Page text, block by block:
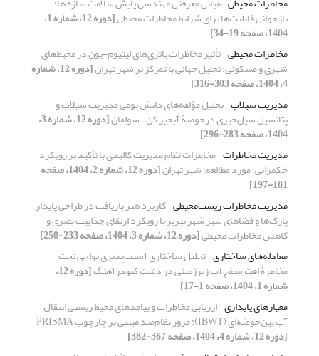
بازخوانی قابلیت‌ها برای شرایط مخاطرات محیطی [دوره 12، شماره 1،
1404، صفحه 19-34]
مخاطرات محیطی تأثیر مخاطرات باتری‌های لیتیوم-یون در محیط‌های
شهری و مسکونی: تحلیل جهانی با تمرکز بر شهر تهران [دوره 12، شماره
4، 1404، صفحه 303-316]
مدیریت سیلاب تحلیل مؤلفه‌های دانش بومی مدیریت سیلاب و
پتانسیل سیل‌خیزی درحوضۀ آبخیز کن- سولقان [دوره 12، شماره 3،
1404، صفحه 283-296]
مدیریت مخاطرات مخاطرات نظام مدیریت کالبدی با تأکید بر رویکرد
حکمرانی؛ مورد مطالعه: شهر تهران [دوره 12، شماره 2، 1404، صفحه
181-197]
مدیریت مخاطرات زیست‌محیطی کاربرد هنر بازیافت در طراحی پایدار
پارک‌ها و فضاهای سبز شهر تبریز با رویکرد ارتقای جذابیت بصری و
کاهش مخاطرات محیطی[دوره 12، شماره 3، 1404، صفحه 233-250]
معادله‌های ساختاری تحلیل ساختاری آسیب‌پذیری نواحی تحت
مخاطرۀ افت سطح آب زیرزمینی در دشت کبودرآهنگ [دوره 12،
شماره 1، 1404، صفحه 1-17]
معیارهای پایداری ارزیابی مخاطرات و پیامدهای محیط ‌زیستی انتقال
آب بین‌حوضه‌ای (IBWT): مرور نظام‌مند مبتنی بر چارچوب PRISMA
[دوره 12، شماره 4، 1404، صفحه 367-382]